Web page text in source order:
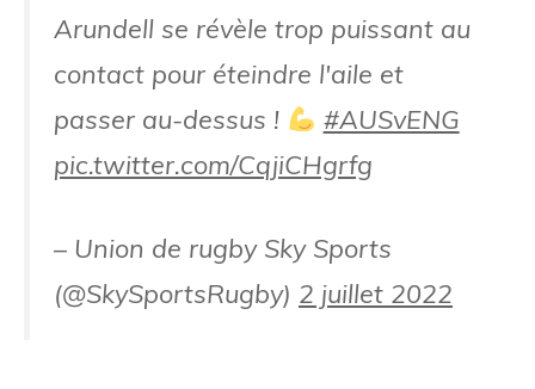
Arundell se révèle trop puissant au
contact pour éteindre l'aile et
passer au-dessus !
#AUSvENG
pic.twitter.com/CqjiCHgrfg
– Union de rugby Sky Sports
(@SkySportsRugby) 2 juillet 2022